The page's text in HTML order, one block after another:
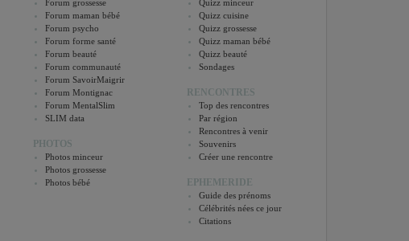
Forum grossesse
Forum maman bébé
Forum psycho
Forum forme santé
Forum beauté
Forum communauté
Forum SavoirMaigrir
Forum Montignac
Forum MentalSlim
SLIM data
PHOTOS
Photos minceur
Photos grossesse
Photos bébé
Quizz minceur
Quizz cuisine
Quizz grossesse
Quizz maman bébé
Quizz beauté
Sondages
RENCONTRES
Top des rencontres
Par région
Rencontres à venir
Souvenirs
Créer une rencontre
EPHEMERIDE
Guide des prénoms
Célébrités nées ce jour
Citations